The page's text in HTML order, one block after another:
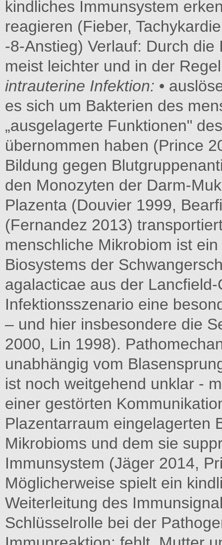
kindliches Immunsystem
reagieren (Fieber,
-8-Anstieg) Verlauf: Durch
meist leichter und in der
intrauterine Infektion: •
es sich um Bakterien des
„ausgelagerte Funktionen"
übernommen haben (Prince
Bildung gegen
den Monozyten der Darm-
Plazenta (Douvier 1999,
(Fernandez 2013)
menschliche Mikrobiom ist
Biosystems der
agalacticae aus der
Infektionsszenario eine
– und hier insbesondere die
2000, Lin 1998).
unabhängig vom
ist noch weitgehend unklar -
einer gestörten
Plazentarraum eingelagerten
Mikrobioms und dem sie
Immunsystem (Jäger 2014,
Möglicherweise spielt ein
Weiterleitung des
Schlüsselrolle bei der